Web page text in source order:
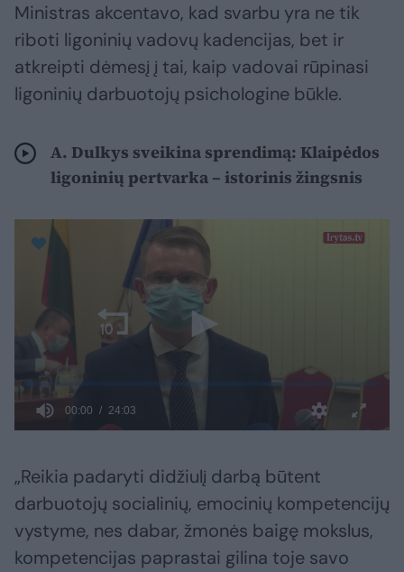
Ministras akcentavo, kad svarbu yra ne tik
riboti ligoninių vadovų kadencijas, bet ir
atkreipti dėmesį į tai, kaip vadovai rūpinasi
ligoninių darbuotojų psichologine būkle.
A. Dulkys sveikina sprendimą: Klaipėdos
ligoninių pertvarka – istorinis žingsnis
„Reikia padaryti didžiulį darbą būtent
darbuotojų socialinių, emocinių kompetencijų
vystyme, nes dabar, žmonės baigę mokslus,
kompetencijas paprastai gilina toje savo